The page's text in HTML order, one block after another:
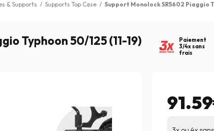
& Supports / Supports Top Case / Support Monolock SR5602 Piaggio
Typhoon 50/125 (11-19)
Paiement
3/4x sans
frais